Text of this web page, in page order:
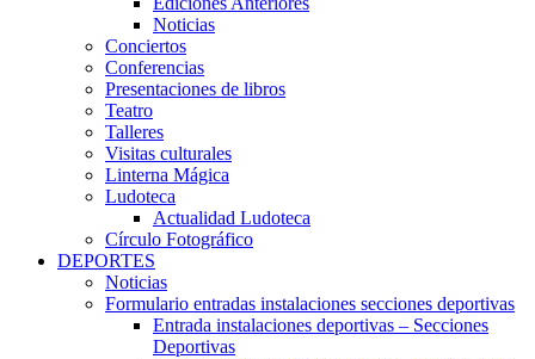
Noticias
Conciertos
Conferencias
Presentaciones de libros
Teatro
Talleres
Visitas culturales
Linterna Mágica
Ludoteca
Actualidad Ludoteca
Círculo Fotográfico
DEPORTES
Noticias
Formulario entradas instalaciones secciones deportivas
Entrada instalaciones deportivas – Secciones
Deportivas